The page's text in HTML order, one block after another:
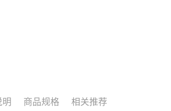
明 商品规格 相关推荐